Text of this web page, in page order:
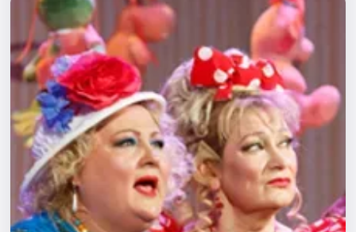
Выставки
Квесты
Экскурсии
Спорт
События
Города